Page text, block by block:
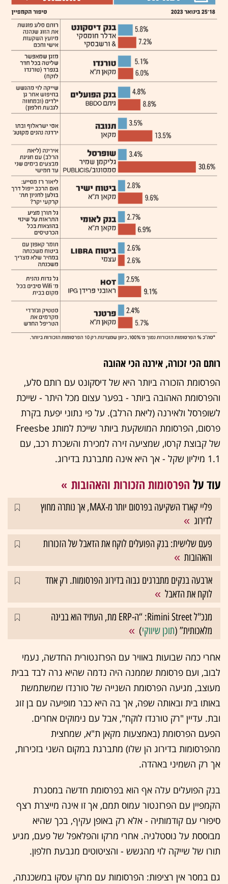
רותם הכי זכורה, אירנה הכי אהובה
הפרסומת הזכורה ביותר היא של דיסקונט עם רותם סלע,
והפרסומת האהובה ביותר - בפער עצום מכל היתר - שייכת
לשופרסל ולאירנה (ליאת הרלב). על פי נתוני יפעת בקרת
פרסום, הפרסומת המושקעת ביותר שייכת למותג Freesbe
של קבוצת קרסו, שמציעה זירה למכירת והשכרת רכב, עם
1.1 מיליון שקל - אך היא אינה מתברגת בדירוג.
עוד על הפרסומות הזכורות והאהובות
פליי קארד השקיעה בפרסום יותר מ-MAX, אך נותרה מחוץ
לדירוג
פעם שלישית: בנק הפועלים לוקח את הדאבל של הזכורות
והאהובות
ארבעה בנקים מתברגים גבוה בדירוג הפרסומות. רק אחד
לוקח את הדאבל
מנכ"ל Rimini Street: “ה-ERP מת, העתיד הוא בבינה
מלאכותית” (תוכן שיווקי)
אחרי כמה שבועות באוויר עם הפרזנטורית החדשה, נעמי
לבוב, ועם פרסומת שממנה היה נדמה שהיא גרה לבד בבית
מעוצב, מגיעה הפרסומת השנייה של טורנדו שמשתמשת
באותו בית ובאותה שפה, אך בה היא כבר מופיעה עם בן זוג
ובת. עדיין "רק טורנדו לוקח", אבל עם נימוקים אחרים.
הפעם הפרסומת (באמצעות מקאן ת"א, שמחצית
מהפרסומות בדירוג הן שלו) מתברגת במקום השני בזכירות,
אך רק השמיני באהדה.
בנק הפועלים עלה אף הוא בפרסומת חדשה במסגרת
הקמפיין עם הפרזנטור עמוס תמם, אך זו אינה מייצרת רצף
סיפורי עם קודמותיה - אלא רק באופן עקיף, בכך שהיא
מבוססת על נוסטלגיה. אחרי מרקו והפלאפל של פעם, מגיע
תורו של שייקה לוי מהגשש - והציטוטים מגבעת חלפון.
גם במסר אין רציפות: הפרסומות עם מרקו עסקו במשכנתה,